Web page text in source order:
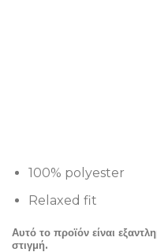
100% polyester
Relaxed fit
Αυτό το προϊόν είναι
στιγμή.